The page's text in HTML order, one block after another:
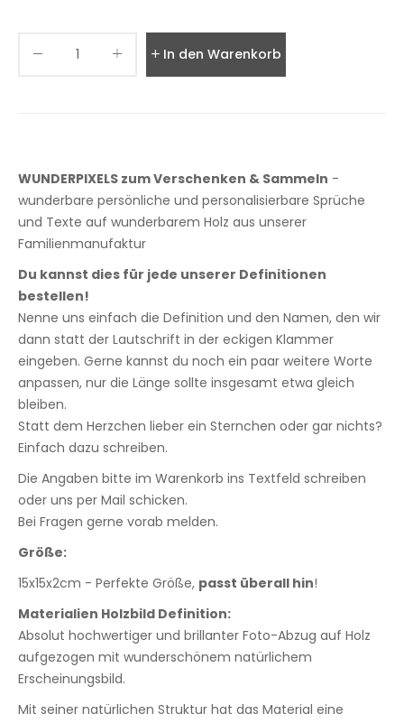
In den Warenkorb legen
WUNDERPIXELS zum Verschenken & Sammeln -
wunderbare persönliche und personalisierbare Sprüche
und Texte auf wunderbarem Holz aus unserer
Familienmanufaktur
Du kannst dies für jede unserer Definitionen
bestellen!
Nenne uns einfach die Definition und den Namen, den wir
dann statt der Lautschrift in der eckigen Klammer
eingeben. Gerne kannst du noch ein paar weitere Worte
anpassen, nur die Länge sollte insgesamt etwa gleich
bleiben.
Statt dem Herzchen lieber ein Sternchen oder gar nichts?
Einfach dazu schreiben.
Die Angaben bitte im Warenkorb ins Textfeld schreiben
oder uns per Mail schicken.
Bei Fragen gerne vorab melden.
Größe:
15x15x2cm - Perfekte Größe, passt überall hin!
Materialien Holzbild Definition:
Absolut hochwertiger und brillanter Foto-Abzug auf Holz
aufgezogen mit wunderschönem natürlichem
Erscheinungsbild.
Mit seiner natürlichen Struktur hat das Material eine